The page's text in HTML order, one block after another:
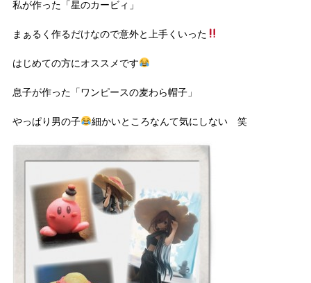
私が作った「星のカービィ」
まぁるく作るだけなので意外と上手くいった
はじめての方にオススメです
息子が作った「ワンピースの麦わら帽子」
やっぱり男の子 細かいところなんて気にしない 笑